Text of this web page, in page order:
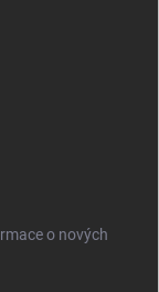
o nových